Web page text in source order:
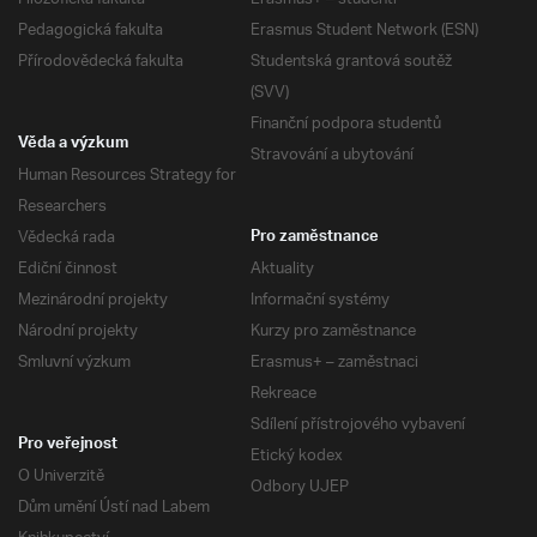
Pedagogická fakulta
Přírodovědecká fakulta
Erasmus Student Network (ESN)
Studentská grantová soutěž
(SVV)
Finanční podpora studentů
Stravování a ubytování
Věda a výzkum
Human Resources Strategy for
Researchers
Vědecká rada
Ediční činnost
Mezinárodní projekty
Národní projekty
Smluvní výzkum
Pro zaměstnance
Aktuality
Informační systémy
Kurzy pro zaměstnance
Erasmus+ – zaměstnaci
Rekreace
Sdílení přístrojového vybavení
Etický kodex
Odbory UJEP
Pro veřejnost
O Univerzitě
Dům umění Ústí nad Labem